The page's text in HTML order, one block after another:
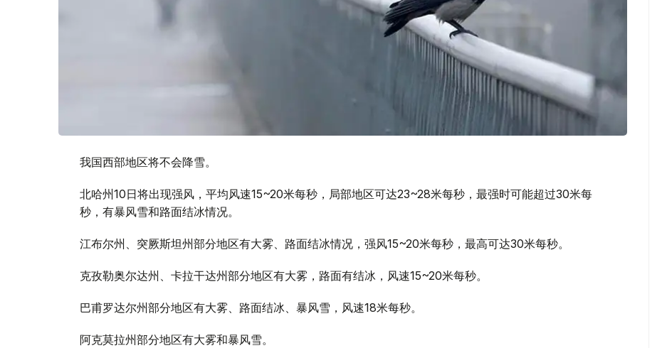
我国西部地区将不会降雪。
北哈州10日将出现强风，平均风速15~20米每秒，局部地区可达23~28米每秒，最强时可能超过30米每
秒，有暴风雪和路面结冰情况。
江布尔州、突厥斯坦州部分地区有大雾、路面结冰情况，强风15~20米每秒，最高可达30米每秒。
克孜勒奥尔达州、卡拉干达州部分地区有大雾，路面有结冰，风速15~20米每秒。
巴甫罗达尔州部分地区有大雾、路面结冰、暴风雪，风速18米每秒。
阿克莫拉州部分地区有大雾和暴风雪。